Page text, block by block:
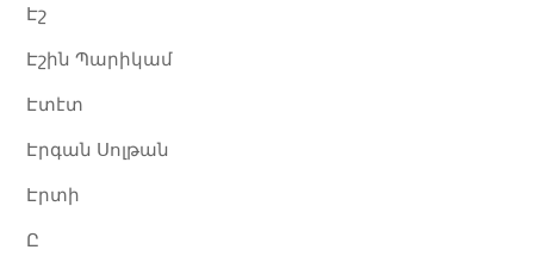
Էշ
Էշին Պարիկամ
Էտէտ
Էրգան Սոլթան
Էրտի
Ը